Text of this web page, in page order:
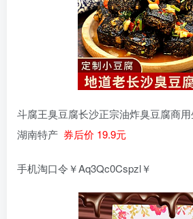
斗腐王臭豆腐长沙正宗油炸臭豆腐商
湖南特产 券后价 19.9元
手机淘口令￥Aq3Qc0Cspzl￥